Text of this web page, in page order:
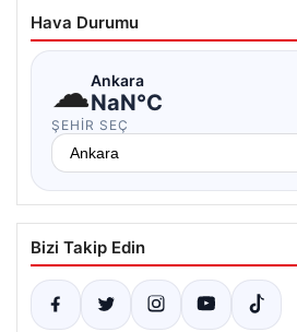
Hava Durumu
☁Ankara
NaN°C
ŞEHIR SEÇ
Bizi Takip Edin